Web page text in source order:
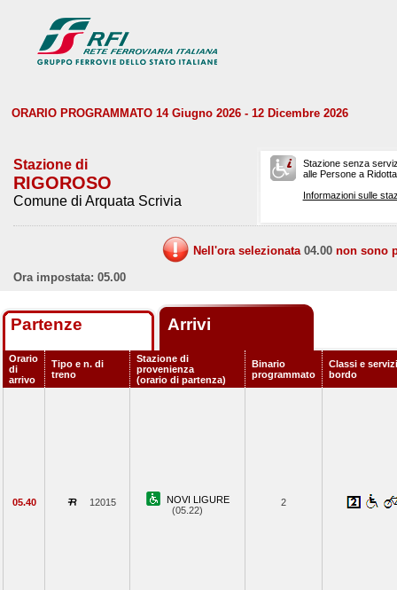
ORARIO PROGRAMMATO 14 Giugno 2026 - 12 Dicembre 2026
Stazione di
RIGOROSO
Comune di Arquata Scrivia
Stazione senza
alle Persone a
Informazioni sulle
Nell'ora selezionata 04.00 non sono
Ora impostata: 05.00
Partenze Arrivi
Orario
di
arrivo
Tipo e n. di
treno
Stazione di
provenienza
(orario di partenza)
Binario
programmato
Classi e
bordo
05.40 12015
NOVI LIGURE
(05.22)
2